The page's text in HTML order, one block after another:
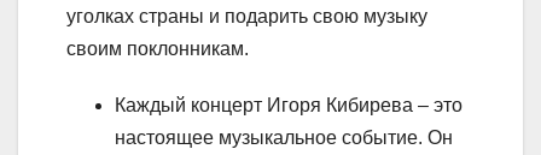
уголках страны и подарить свою музыку
своим поклонникам.
Каждый концерт Игоря Кибирева – это
настоящее музыкальное событие. Он